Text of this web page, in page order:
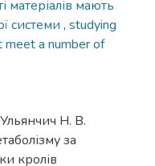
матеріалів мають
системи , studying
a number of
Н. В.
за
кролів